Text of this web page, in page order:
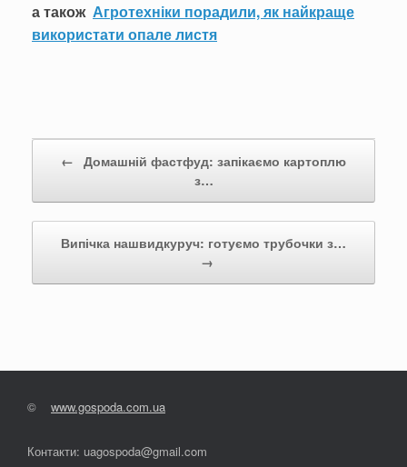
а також Агротехніки порадили, як найкраще
використати опале листя
← Домашній фастфуд: запікаємо картоплю
з…
Випічка нашвидкуруч: готуємо трубочки з…
→
© www.gospoda.com.ua
Контакти: uagospoda@gmail.com